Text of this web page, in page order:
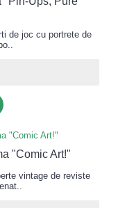
de joc cu portrete de
"Comic Art!"
vintage de reviste